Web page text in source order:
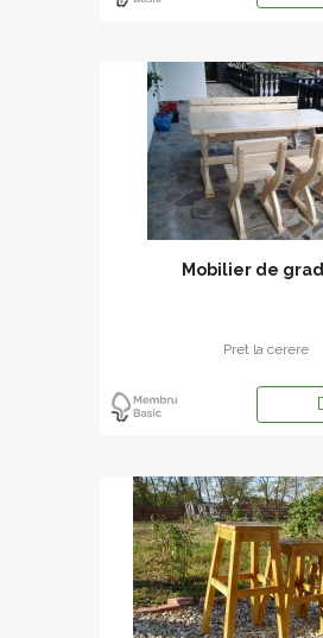
Mobilier de
Pret la cerere